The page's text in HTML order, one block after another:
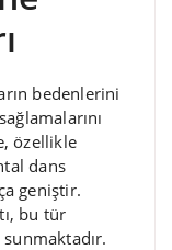
bedenlerini
özellikle
dans
geniştir.
bu tür